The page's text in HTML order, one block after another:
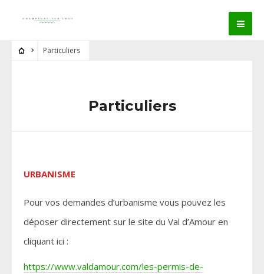
Particuliers
Particuliers
URBANISME
Pour vos demandes d’urbanisme vous pouvez les
déposer directement sur le site du Val d’Amour en
cliquant ici :
https://www.valdamour.com/les-permis-de-